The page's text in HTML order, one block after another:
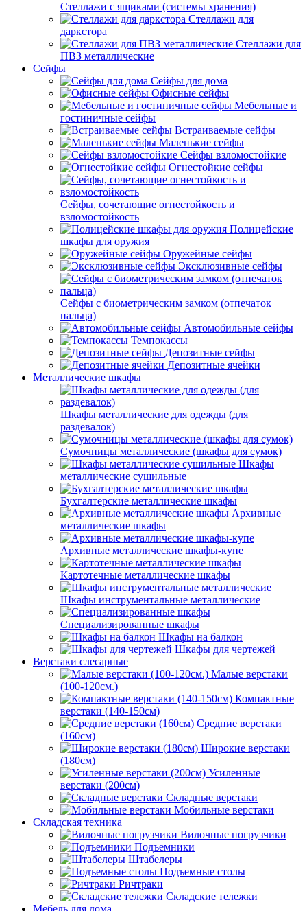
Стеллажи с ящиками (системы хранения)
Стеллажи для
даркстора
Стеллажи для
ПВЗ металлические
Сейфы
Сейфы для дома
Офисные сейфы
Мебельные и
гостиничные сейфы
Встраиваемые сейфы
Маленькие сейфы
Сейфы взломостойкие
Огнестойкие сейфы
Сейфы, сочетающие огнестойкость и
взломостойкость
Полицейские
шкафы для оружия
Оружейные сейфы
Эксклюзивные сейфы
Сейфы с биометрическим замком (отпечаток
пальца)
Автомобильные сейфы
Темпокассы
Депозитные сейфы
Депозитные ячейки
Металлические шкафы
Шкафы металлические для одежды (для
раздевалок)
Сумочницы металлические (шкафы для сумок)
Шкафы
металлические сушильные
Бухгалтерские металлические шкафы
Архивные
металлические шкафы
Архивные металлические шкафы-купе
Картотечные металлические шкафы
Шкафы инструментальные металлические
Специализированные шкафы
Шкафы на балкон
Шкафы для чертежей
Верстаки слесарные
Малые верстаки
(100-120см.)
Компактные
верстаки (140-150см)
Средние верстаки
(160см)
Широкие верстаки
(180см)
Усиленные
верстаки (200см)
Складные верстаки
Мобильные верстаки
Складская техника
Вилочные погрузчики
Подъемники
Штабелеры
Подъемные столы
Ричтраки
Складские тележки
Мебель для дома